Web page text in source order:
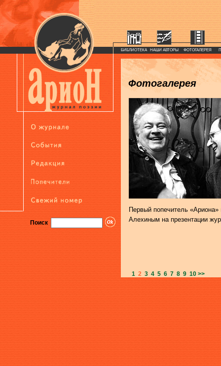
Поиск
БИБЛИОТЕКА НАШИ АВТОРЫ ФОТОГАЛЕРЕЯ
Фотогалерея
Первый попечитель
Алехиным на презентации
1 2 3 4 5 6 7 8 9 10 >>